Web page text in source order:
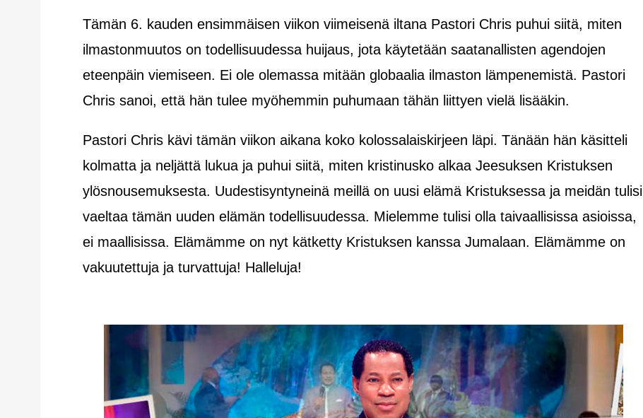
Tämän 6. kauden ensimmäisen viikon viimeisenä iltana Pastori Chris puhui siitä, miten
ilmastonmuutos on todellisuudessa huijaus, jota käytetään saatanallisten agendojen
eteenpäin viemiseen. Ei ole olemassa mitään globaalia ilmaston lämpenemistä. Pastori
Chris sanoi, että hän tulee myöhemmin puhumaan tähän liittyen vielä lisääkin.
Pastori Chris kävi tämän viikon aikana koko kolossalaiskirjeen läpi. Tänään hän käsitteli
kolmatta ja neljättä lukua ja puhui siitä, miten kristinusko alkaa Jeesuksen Kristuksen
ylösnousemuksesta. Uudestisyntyneinä meillä on uusi elämä Kristuksessa ja meidän tulisi
vaeltaa tämän uuden elämän todellisuudessa. Mielemme tulisi olla taivaallisissa asioissa,
ei maallisissa. Elämämme on nyt kätketty Kristuksen kanssa Jumalaan. Elämämme on
vakuutettuja ja turvattuja! Halleluja!